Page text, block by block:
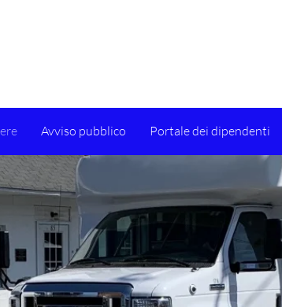
Avviso pubblico Portale dei dipendenti